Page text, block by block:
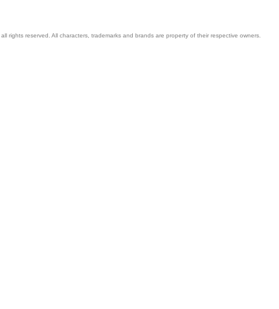
, all rights reserved. All characters, trademarks and brands are property of their respective owners.